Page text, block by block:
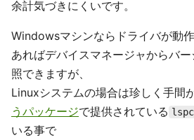
余計気づきにくいです。
Windowsマシンならドライバが動
あればデバイスマネージャからバ
照できますが、
Linuxシステムの場合は珍しく手間
うパッケージで提供されている
いる事で